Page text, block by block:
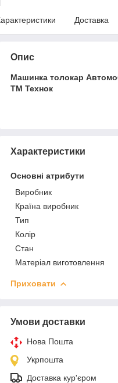
Доставка
Опис
Машинка толокар
ТМ Технок
Характеристики
Основні атрибути
Виробник
Країна виробник
Тип
Колір
Стан
Матеріал виготовлення
Приховати
Умови доставки
Нова Пошта
Укрпошта
Доставка кур'єром